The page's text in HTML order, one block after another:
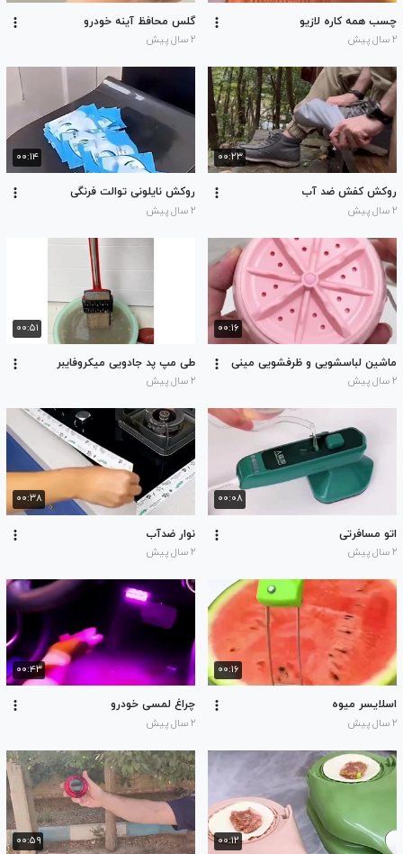
چسب همه کاره لازیو
۲ سال پیش
گلس محافظ آینه خودرو
۲ سال پیش
۰۰:۲۳
روکش کفش ضد آب
۲ سال پیش
۰۰:۱۴
روکش نایلونی توالت فرنگی
۲ سال پیش
۰۰:۱۶
ماشین لباسشویی و ظرفشویی مینی
۲ سال پیش
۰۰:۵۱
طى مپ پد جادویى میکروفایبر
۲ سال پیش
۰۰:۰۸
اتو مسافرتی
۲ سال پیش
۰۰:۳۸
نوار ضدآب
۲ سال پیش
۰۰:۱۶
اسلایسر میوه
۲ سال پیش
۰۰:۴۳
چراغ لمسی خودرو
۲ سال پیش
۰۰:۱۲ ۰۰:۵۹